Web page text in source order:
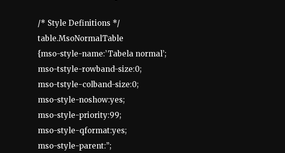
/* Style Definitions */
table.MsoNormalTable
{mso-style-name:’Tabela normal’;
mso-tstyle-rowband-size:0;
mso-tstyle-colband-size:0;
mso-style-noshow:yes;
mso-style-priority:99;
mso-style-qformat:yes;
mso-style-parent:”;